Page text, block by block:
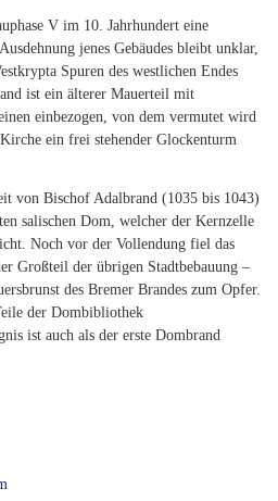
V im 10. Jahrhundert eine
jenes Gebäudes bleibt unklar,
Spuren des westlichen Endes
ist ein älterer Mauerteil mit
einbezogen, von dem vermutet wird
ein frei stehender Glockenturm
von Bischof Adalbrand (1035 bis 1043)
salischen Dom, welcher der Kernzelle
Noch vor der Vollendung fiel das
Großteil der übrigen Stadtbebauung –
des Bremer Brandes zum Opfer.
der Dombibliothek
ist auch als der erste Dombrand